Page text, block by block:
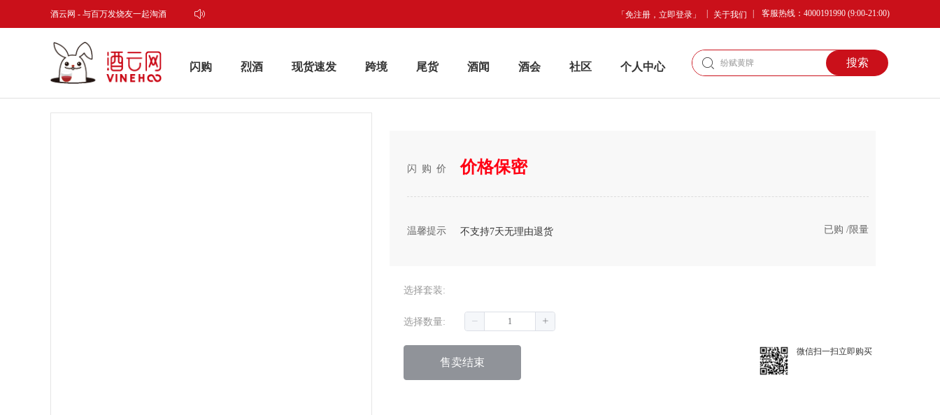
酒云网 - 与百万发烧友一起淘酒 「免注册，立即登录」 关于我们 客服热线：4000191990 (9:00-21:00)
闪购 烈酒 现货速发 跨境 尾货 酒闻 酒会 社区 个人中心 搜索
闪购价 价格保密
温馨提示 不支持7天无理由退货 已购 /限量
选择套装:
选择数量:
售卖结束
微信扫一扫立即购买